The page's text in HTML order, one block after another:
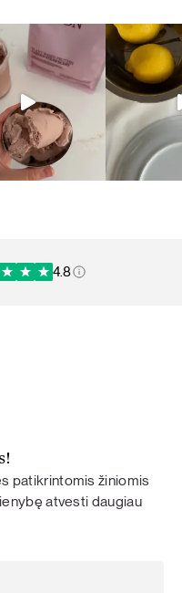
4.8
patikrintomis žiniomis
atvesti daugiau